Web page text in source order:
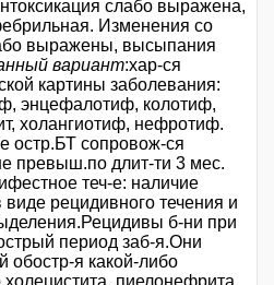
слабо выражена,
Изменения со
выражены, высыпания
вариант:хар-ся
картины заболевания:
энцефалотиф, колотиф,
холангиотиф, нефротиф.
остр.БТ сопровож-ся
превыш.по длит-ти 3 мес.
теч-е: наличие
рецидивного течения и
б-ни при
период заб-я.Они
обостр-я какой-либо